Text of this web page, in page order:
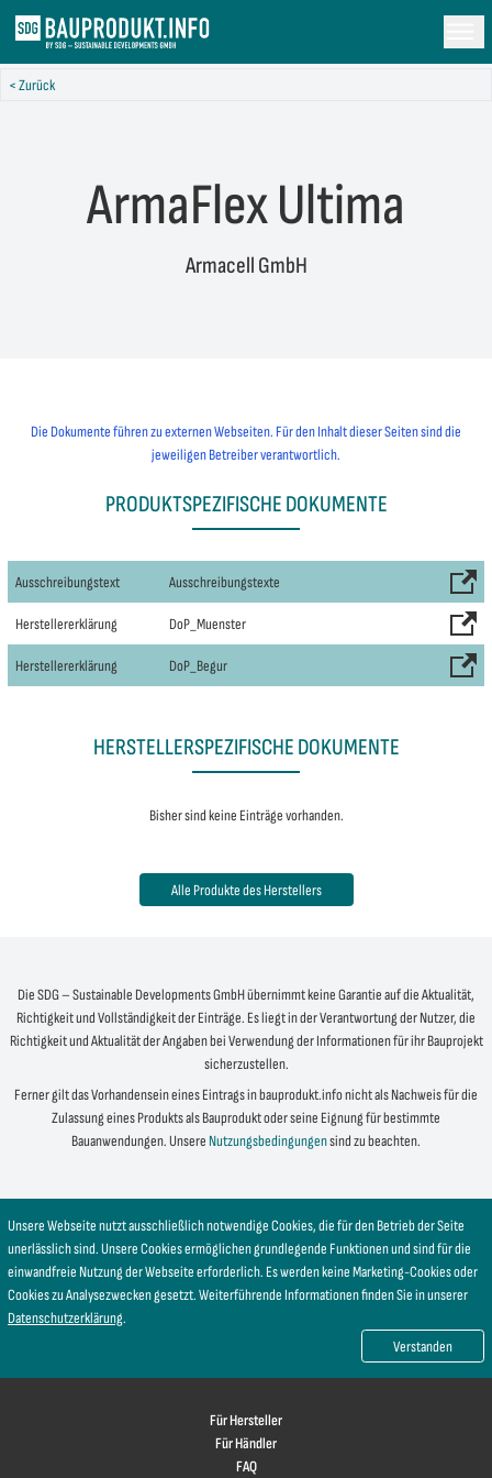
< Zurück
ArmaFlex Ultima
Armacell GmbH
Die Dokumente führen zu externen Webseiten. Für den Inhalt dieser Seiten sind die
jeweiligen Betreiber verantwortlich.
PRODUKTSPEZIFISCHE DOKUMENTE
Ausschreibungstext Ausschreibungstexte
Herstellererklärung DoP_Muenster
Herstellererklärung DoP_Begur
HERSTELLERSPEZIFISCHE DOKUMENTE
Bisher sind keine Einträge vorhanden.
Alle Produkte des Herstellers
Die SDG – Sustainable Developments GmbH übernimmt keine Garantie auf die Aktualität,
Richtigkeit und Vollständigkeit der Einträge. Es liegt in der Verantwortung der Nutzer, die
Richtigkeit und Aktualität der Angaben bei Verwendung der Informationen für ihr Bauprojekt
sicherzustellen.
Ferner gilt das Vorhandensein eines Eintrags in bauprodukt.info nicht als Nachweis für die
Zulassung eines Produkts als Bauprodukt oder seine Eignung für bestimmte
Bauanwendungen. Unsere Nutzungsbedingungensind zu beachten.
Unsere Webseite nutzt ausschließlich notwendige Cookies, die für den Betrieb der Seite
unerlässlich sind. Unsere Cookies ermöglichen grundlegende Funktionen und sind für die
einwandfreie Nutzung der Webseite erforderlich. Es werden keine Marketing-Cookies oder
Cookies zu Analysezwecken gesetzt. Weiterführende Informationen finden Sie in unserer
Datenschutzerklärung.
Verstanden
Für Hersteller
Für Händler
FAQ